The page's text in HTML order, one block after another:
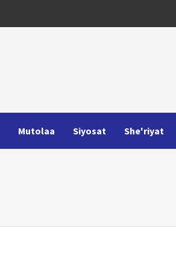
Mutolaa Siyosat She'riyat